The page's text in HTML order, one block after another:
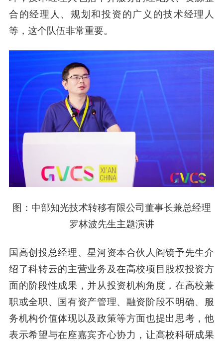
合的经理人、规划和投资的广义的技术经理人
等，这个队伍非常重要。
图：中部知光技术转移有限公司董事长兼总经理
罗林波先生主题演讲
国高创投总经理、星河资本合伙人阎镜予先生介
绍了科转云的主营业务及在高校项目股权投资方
面的阶段性成果，并从投资机构角度，在高校兼
职或全职、国有资产管理、融资阶段不明确、服
务机构价值体现以及政策等方面也提出思考，他
表示希望与在座嘉宾齐心协力，让高校科研成果